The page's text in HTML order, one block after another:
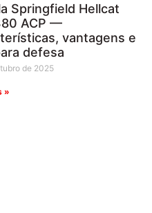
Springfield Hellcat
ACP —
vantagens e
defesa
de 2025
»